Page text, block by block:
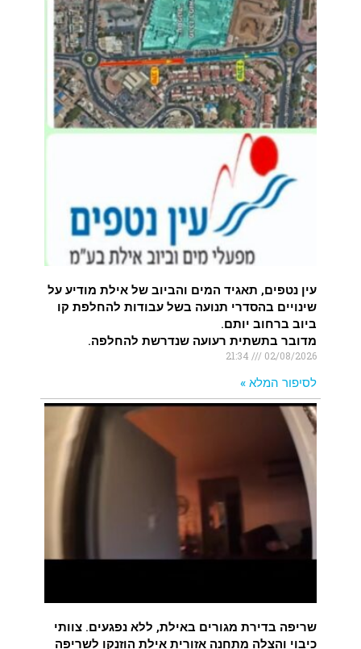
עין נטפים, תאגיד המים והביוב של אילת מודיע על
שינויים בהסדרי תנועה בשל עבודות להחלפת קו
ביוב ברחוב יותם.
מדובר בתשתית רעועה שנדרשת להחלפה.
02/08/2026
לסיפור המלא »
שריפה בדירת מגורים באילת, ללא נפגעים. צוותי
כיבוי והצלה מתחנה אזורית אילת הוזנקו לשריפה